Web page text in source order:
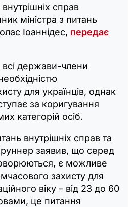
справ
міністра з питань
Іоаннідес, передає
держави-члени
для українців, однак
за коригування
категорій осіб.
внутрішніх справ та
заявив, що серед
є можливе
захисту для
віку – від 23 до 60
це питання